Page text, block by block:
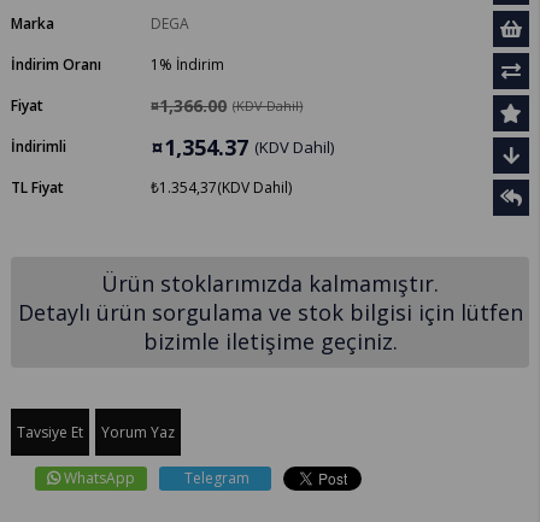
Marka
DEGA
İndirim Oranı
%
1
İndirim
Fiyat
¤1,366.00 (KDV Dahil)
İndirimli ¤1,354.37 (KDV Dahil)
TL Fiyat ₺1.354,37(KDV Dahil)
Ürün stoklarımızda kalmamıştır.
Detaylı ürün sorgulama ve stok bilgisi için lütfen
bizimle iletişime geçiniz.
Tavsiye Et Yorum Yaz
WhatsApp Telegram